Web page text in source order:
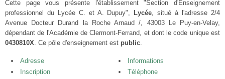
Cette page vous présente l'établissement "Section d'Enseignement
professionnel du Lycée C. et A. Dupuy",
Lycée, situé à l'adresse 2/4
Avenue Docteur Durand la Roche Arnaud /, 43003 Le Puy-en-Velay,
dépendant de l'Académie de Clermont-Ferrand, et dont le code unique est
0430810X. Ce pôle d'enseignement est public.
Adresse
Informations
Inscription
Téléphone